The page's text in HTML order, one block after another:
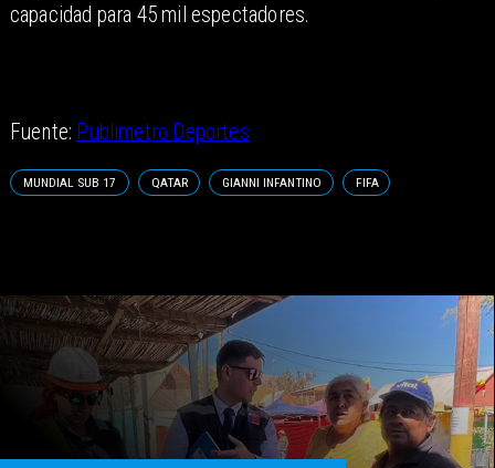
capacidad para 45 mil espectadores.
Fuente: Publimetro Deportes
MUNDIAL SUB 17 QATAR GIANNI INFANTINO FIFA